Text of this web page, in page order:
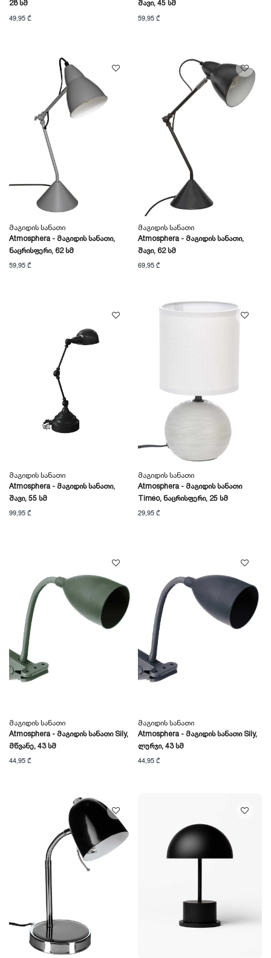
28 Სმ
49,95 ₾
Შავი, 45 Სმ
59,95 ₾
Მაგიდის Სანათი
Atmosphera - Მაგიდის Სანათი,
Ნაცრისფერი, 62 Სმ
59,95 ₾
Მაგიდის Სანათი
Atmosphera - Მაგიდის Სანათი,
Შავი, 62 Სმ
69,95 ₾
Მაგიდის Სანათი
Atmosphera - Მაგიდის Სანათი,
Შავი, 55 Სმ
99,95 ₾
Მაგიდის Სანათი
Atmosphera - Მაგიდის Სანათი
Timéo, Ნაცრისფერი, 25 Სმ
29,95 ₾
Მაგიდის Სანათი
Atmosphera - Მაგიდის Სანათი Sily,
Მწვანე, 43 Სმ
44,95 ₾
Მაგიდის Სანათი
Atmosphera - Მაგიდის Სანათი Sily,
Ლურჯი, 43 Სმ
44,95 ₾